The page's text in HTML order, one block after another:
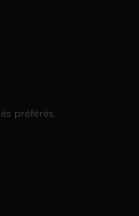
préférés.